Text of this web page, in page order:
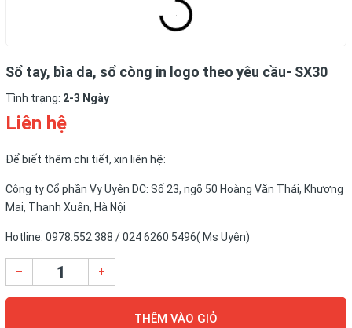
Sổ tay, bìa da, sổ còng in logo theo yêu cầu- SX30
Tình trạng: 2-3 Ngày
Liên hệ
Để biết thêm chi tiết, xin liên hệ:
Công ty Cổ phần Vy Uyên DC: Số 23, ngõ 50 Hoàng Văn Thái, Khương
Mai, Thanh Xuân, Hà Nội
Hotline: 0978.552.388 / 024 6260 5496( Ms Uyên)
– +
THÊM VÀO GIỎ